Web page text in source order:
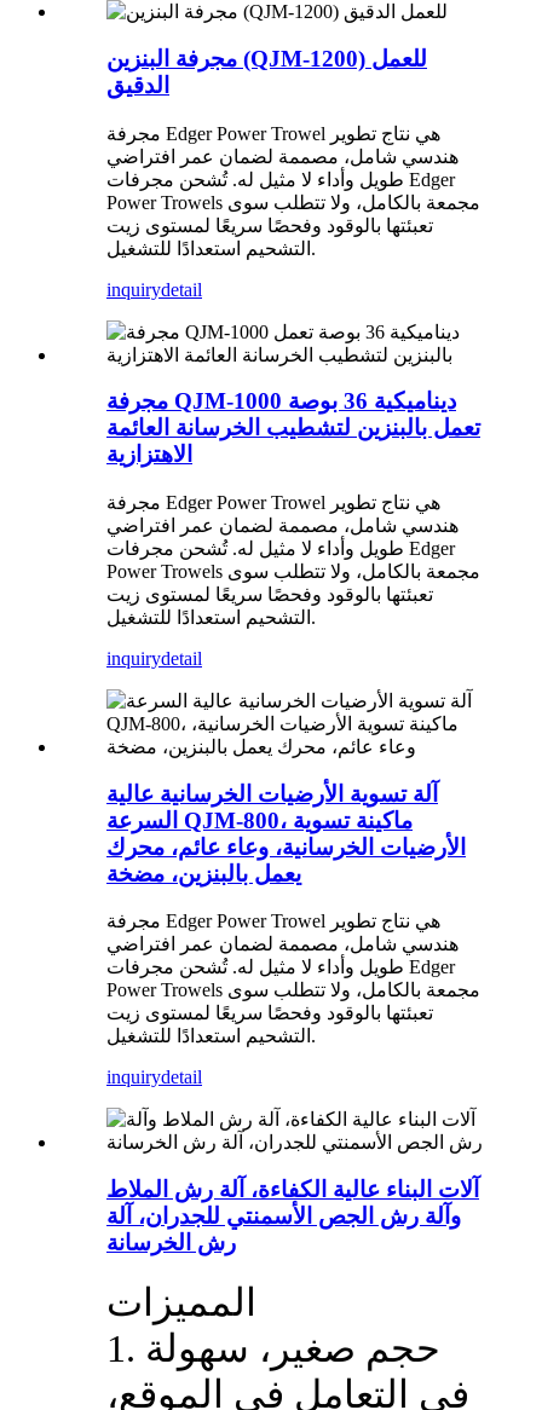
مجرفة البنزين (QJM-1200) للعمل
الدقيق
مجرفة Edger Power Trowel هي نتاج تطوير
هندسي شامل، مصممة لضمان عمر افتراضي
طويل وأداء لا مثيل له. تُشحن مجرفات Edger
Power Trowels مجمعة بالكامل، ولا تتطلب سوى
تعبئتها بالوقود وفحصًا سريعًا لمستوى زيت
التشحيم استعدادًا للتشغيل.
inquirydetail
مجرفة QJM-1000 ديناميكية 36 بوصة
تعمل بالبنزين لتشطيب الخرسانة العائمة
الاهتزازية
مجرفة Edger Power Trowel هي نتاج تطوير
هندسي شامل، مصممة لضمان عمر افتراضي
طويل وأداء لا مثيل له. تُشحن مجرفات Edger
Power Trowels مجمعة بالكامل، ولا تتطلب سوى
تعبئتها بالوقود وفحصًا سريعًا لمستوى زيت
التشحيم استعدادًا للتشغيل.
inquirydetail
آلة تسوية الأرضيات الخرسانية عالية
السرعة QJM-800، ماكينة تسوية
الأرضيات الخرسانية، وعاء عائم، محرك
يعمل بالبنزين، مضخة
مجرفة Edger Power Trowel هي نتاج تطوير
هندسي شامل، مصممة لضمان عمر افتراضي
طويل وأداء لا مثيل له. تُشحن مجرفات Edger
Power Trowels مجمعة بالكامل، ولا تتطلب سوى
تعبئتها بالوقود وفحصًا سريعًا لمستوى زيت
التشحيم استعدادًا للتشغيل.
inquirydetail
آلات البناء عالية الكفاءة، آلة رش الملاط
وآلة رش الجص الأسمنتي للجدران، آلة
رش الخرسانة
المميزات
1. حجم صغير، سهولة
في التعامل في الموقع،